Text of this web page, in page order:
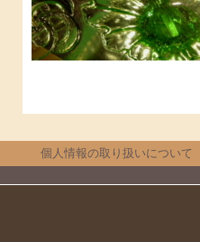
個人情報の取り扱いについて